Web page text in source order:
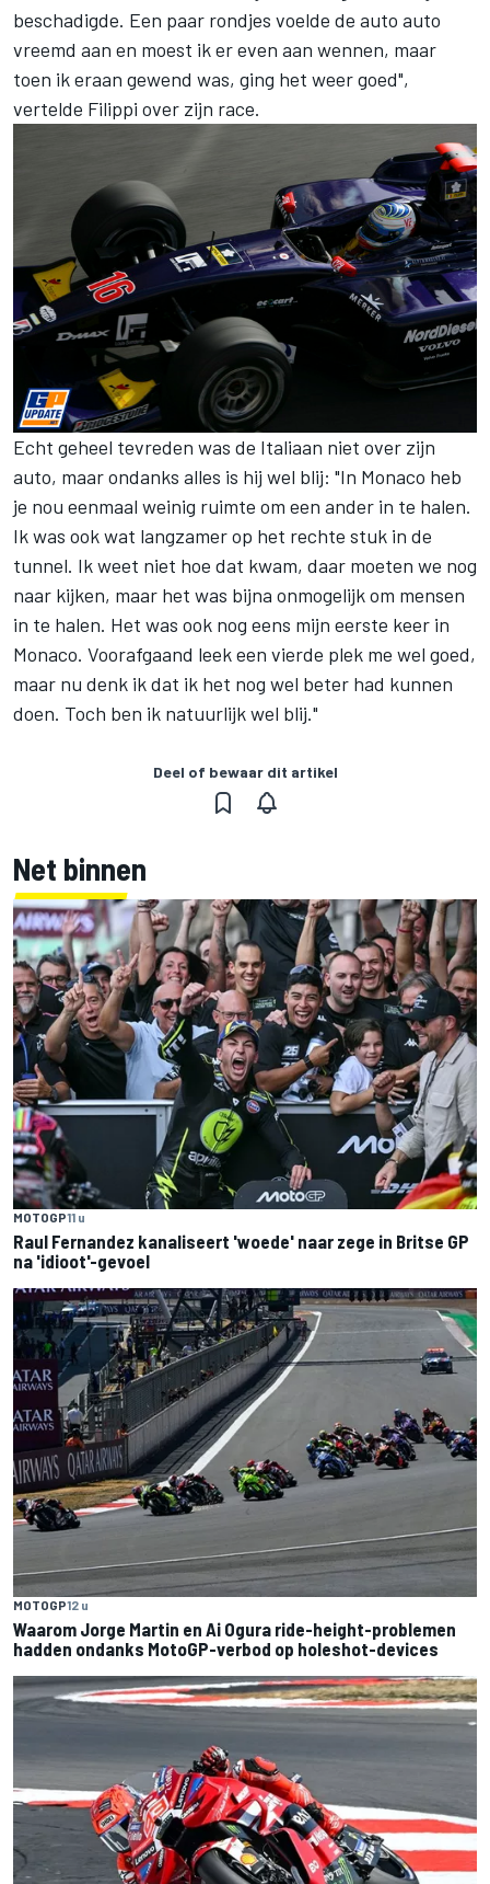
beschadigde. Een paar rondjes voelde de auto auto
vreemd aan en moest ik er even aan wennen, maar
toen ik eraan gewend was, ging het weer goed",
vertelde Filippi over zijn race.
Echt geheel tevreden was de Italiaan niet over zijn
auto, maar ondanks alles is hij wel blij: "In Monaco heb
je nou eenmaal weinig ruimte om een ander in te halen.
Ik was ook wat langzamer op het rechte stuk in de
tunnel. Ik weet niet hoe dat kwam, daar moeten we nog
naar kijken, maar het was bijna onmogelijk om mensen
in te halen. Het was ook nog eens mijn eerste keer in
Monaco. Voorafgaand leek een vierde plek me wel goed,
maar nu denk ik dat ik het nog wel beter had kunnen
doen. Toch ben ik natuurlijk wel blij."
Deel of bewaar dit artikel
Net binnen
MOTOGP11 u
Raul Fernandez kanaliseert 'woede' naar zege in Britse GP
na 'idioot'-gevoel
MOTOGP12 u
Waarom Jorge Martin en Ai Ogura ride-height-problemen
hadden ondanks MotoGP-verbod op holeshot-devices